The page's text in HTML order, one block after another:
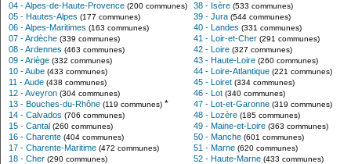
04 - Alpes-de-Haute-Provence (200 communes)
05 - Hautes-Alpes (177 communes)
06 - Alpes-Maritimes (163 communes)
07 - Ardèche (339 communes)
08 - Ardennes (463 communes)
09 - Ariège (332 communes)
10 - Aube (433 communes)
11 - Aude (438 communes)
12 - Aveyron (304 communes)
13 - Bouches-du-Rhône (119 communes) *
14 - Calvados (706 communes)
15 - Cantal (260 communes)
16 - Charente (404 communes)
17 - Charente-Maritime (472 communes)
18 - Cher (290 communes)
38 - Isère (533 communes)
39 - Jura (544 communes)
40 - Landes (331 communes)
41 - Loir-et-Cher (291 communes)
42 - Loire (327 communes)
43 - Haute-Loire (260 communes)
44 - Loire-Atlantique (221 communes)
45 - Loiret (334 communes)
46 - Lot (340 communes)
47 - Lot-et-Garonne (319 communes)
48 - Lozère (185 communes)
49 - Maine-et-Loire (363 communes)
50 - Manche (601 communes)
51 - Marne (620 communes)
52 - Haute-Marne (433 communes)